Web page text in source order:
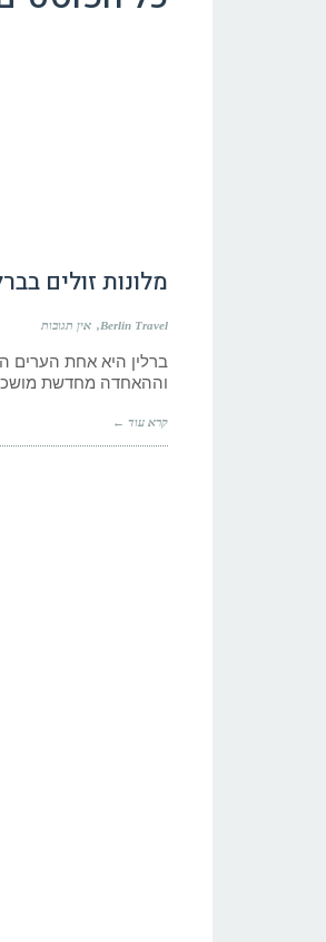
מלונות זולים
Berlin Travel אין תגובות
ברלין היא אחת הערים
וההאחדה מחדשת
קרא עוד ←